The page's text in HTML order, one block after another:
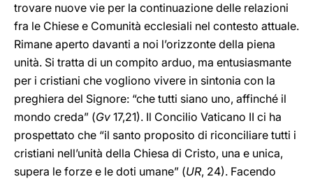
trovare nuove vie per la continuazione delle relazioni
fra le Chiese e Comunità ecclesiali nel contesto attuale.
Rimane aperto davanti a noi l’orizzonte della piena
unità. Si tratta di un compito arduo, ma entusiasmante
per i cristiani che vogliono vivere in sintonia con la
preghiera del Signore: “che tutti siano uno, affinché il
mondo creda” (Gv 17,21). Il Concilio Vaticano II ci ha
prospettato che “il santo proposito di riconciliare tutti i
cristiani nell’unità della Chiesa di Cristo, una e unica,
supera le forze e le doti umane” (UR, 24). Facendo